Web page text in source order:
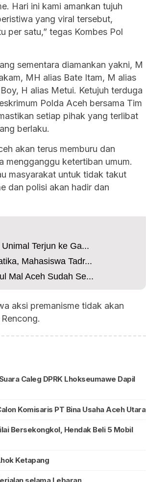
Hari ini kami amankan tujuh
yang viral tersebut,
per satu,” tegas Kombes Pol
sementara diamankan yakni, M
MH alias Bate Itam, M alias
H alias Metui. Ketujuh terduga
Polda Aceh bersama Tim
setiap pihak yang terlibat
berlaku.
akan terus memburu dan
mengganggu ketertiban umum.
masyarakat untuk tidak takut
dan polisi akan hadir dan
Terjun ke Ga...
Mahasiswa Tadr...
Mal Aceh Sudah Se...
aksi premanisme tidak akan
Caleg DPRK Lhokseumawe Dapil
Komisaris PT Bina Usaha Aceh Utara
Bersekongkol, Hendak Beli 5 Mobil
Ketapang